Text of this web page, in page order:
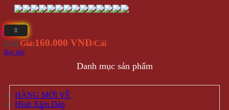
Giá Giá:160.000 VNĐ/Cái
Đọc tiếp
Danh mục sản phẩm
HÀNG MỚI VỀ
Hình Xăm Dán